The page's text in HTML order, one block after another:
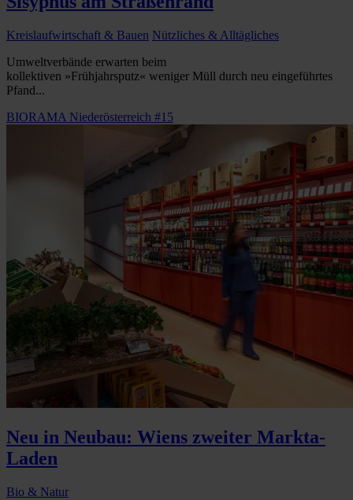
Kreislaufwirtschaft & Bauen Nützliches & Alltägliches
Umweltverbände erwarten beim
kollektiven »Frühjahrsputz« weniger Müll durch neu eingeführtes
Pfand...
BIORAMA Niederösterreich #15
Neu in Neubau: Wiens zweiter Markta-
Laden
Bio & Natur